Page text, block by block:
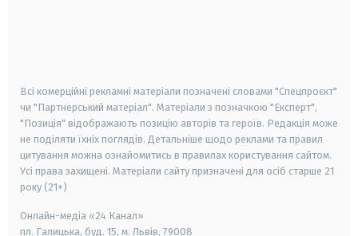
Всі комерційні рекламні матеріали позначені словами "Спецпроєкт"
чи "Партнерський матеріал". Матеріали з позначкою "Експерт",
"Позиція" відображають позицію авторів та героїв. Редакція може
не поділяти їхніх поглядів. Детальніше щодо реклами та правил
цитування можна ознайомитись в правилах користування сайтом.
Усі права захищені. Матеріали сайту призначені для осіб старше 21
року (21+)
Онлайн-медіа «24 Канал»
пл. Галицька, буд. 15, м. Львів, 79008